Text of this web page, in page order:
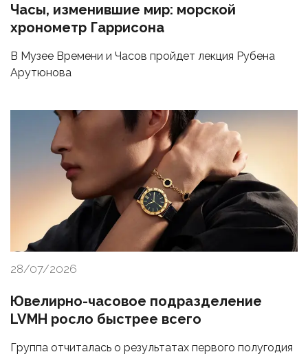
Часы, изменившие мир: морской
хронометр Гаррисона
В Музее Времени и Часов пройдет лекция Рубена
Арутюнова
28/07/2026
Ювелирно-часовое подразделение
LVMH росло быстрее всего
Группа отчиталась о результатах первого полугодия